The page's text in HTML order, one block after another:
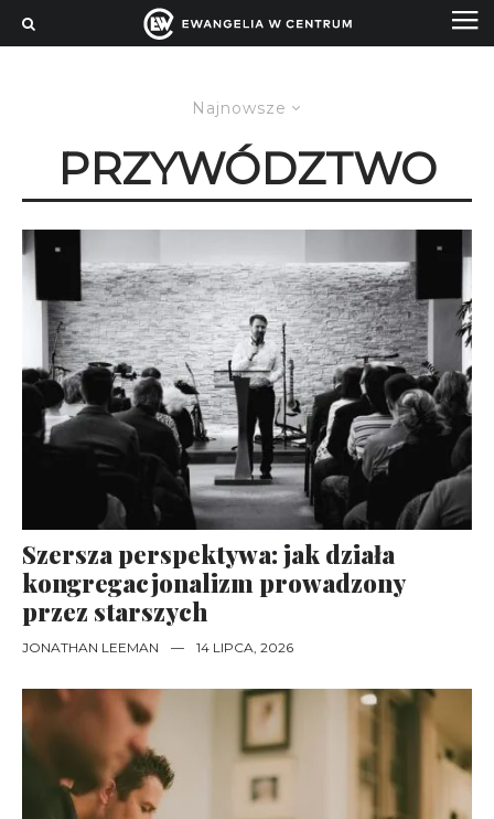
Najnowsze
PRZYWÓDZTWO
Szersza perspektywa: jak działa
kongregacjonalizm prowadzony
przez starszych
JONATHAN LEEMAN — 14 LIPCA, 2026